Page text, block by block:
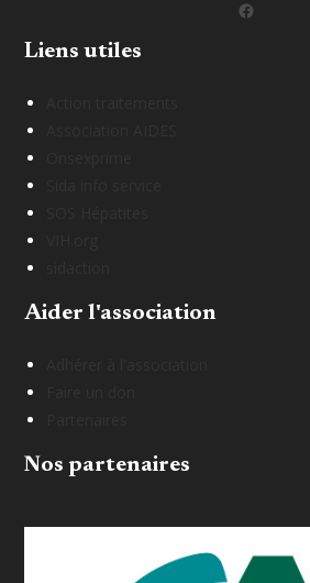
Facebook
Liens utiles
Aider l'association
Nos partenaires